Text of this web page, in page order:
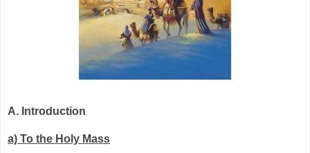
A. Introduction
a) To the Holy Mass